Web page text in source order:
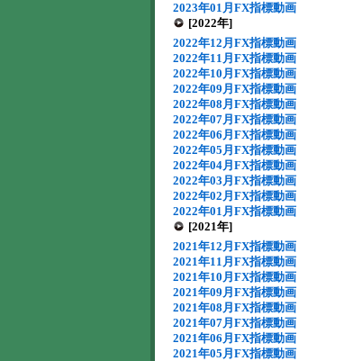
2023年01月FX指標動画
[2022年]
2022年12月FX指標動画
2022年11月FX指標動画
2022年10月FX指標動画
2022年09月FX指標動画
2022年08月FX指標動画
2022年07月FX指標動画
2022年06月FX指標動画
2022年05月FX指標動画
2022年04月FX指標動画
2022年03月FX指標動画
2022年02月FX指標動画
2022年01月FX指標動画
[2021年]
2021年12月FX指標動画
2021年11月FX指標動画
2021年10月FX指標動画
2021年09月FX指標動画
2021年08月FX指標動画
2021年07月FX指標動画
2021年06月FX指標動画
2021年05月FX指標動画